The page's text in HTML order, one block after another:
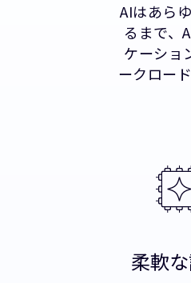
AIはあら
るまで、
ケーショ
ークロー
柔軟